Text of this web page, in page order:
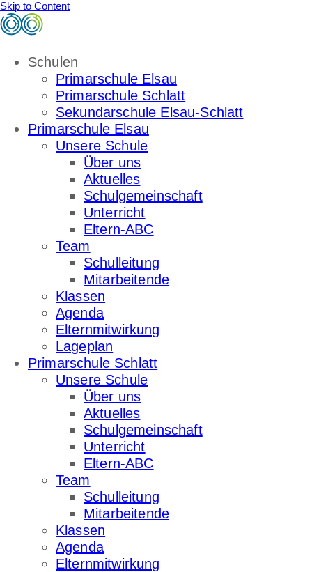
Skip to Content
Schulen
Primarschule Elsau
Primarschule Schlatt
Sekundarschule Elsau-Schlatt
Primarschule Elsau
Unsere Schule
Über uns
Aktuelles
Schulgemeinschaft
Unterricht
Eltern-ABC
Team
Schulleitung
Mitarbeitende
Klassen
Agenda
Elternmitwirkung
Lageplan
Primarschule Schlatt
Unsere Schule
Über uns
Aktuelles
Schulgemeinschaft
Unterricht
Eltern-ABC
Team
Schulleitung
Mitarbeitende
Klassen
Agenda
Elternmitwirkung